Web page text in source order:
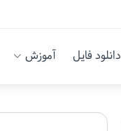
دانلود فایل آموزش